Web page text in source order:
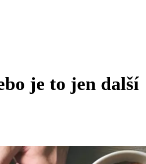
je to jen další